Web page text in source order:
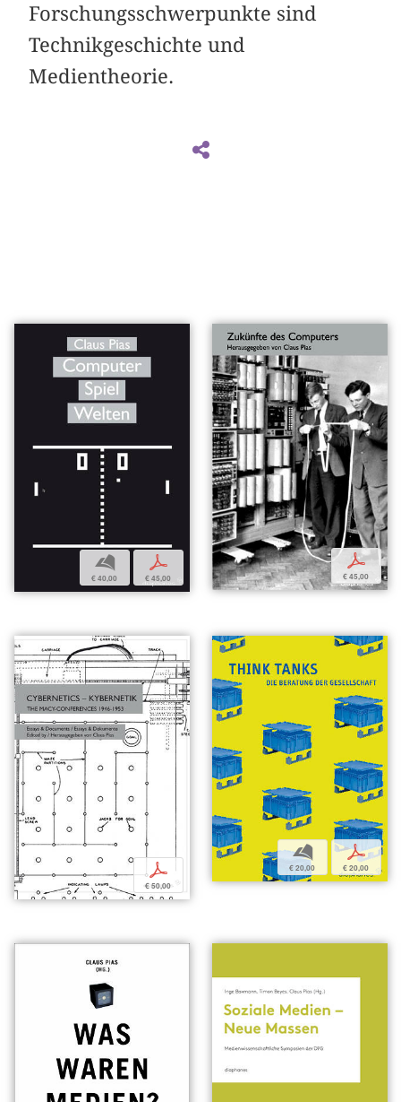
Forschungsschwerpunkte sind
Technikgeschichte und
Medientheorie.
b
€ 40,00
p
€ 45,00
p
€ 45,00
p
€ 50,00
b
€ 20,00
p
€ 20,00